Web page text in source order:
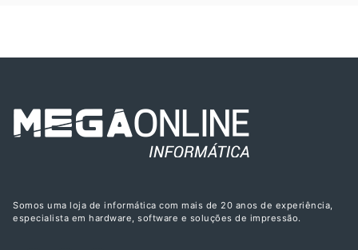
Somos uma loja de informática com mais de 20 anos de experiência,
especialista em hardware, software e soluções de impressão.